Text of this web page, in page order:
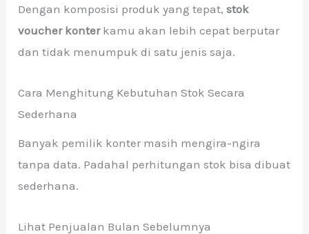
Dengan komposisi produk yang tepat,stok
voucher konterkamu akan lebih cepat berputar
dan tidak menumpuk di satu jenis saja.
Cara Menghitung Kebutuhan Stok Secara
Sederhana
Banyak pemilik konter masih mengira-ngira
tanpa data. Padahal perhitungan stok bisa dibuat
sederhana.
Lihat Penjualan Bulan Sebelumnya